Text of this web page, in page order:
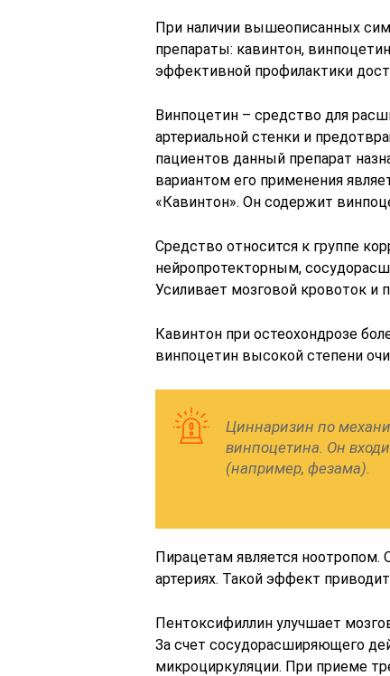
При наличии вышеописанных
препараты: кавинтон,
эффективной профилактики
Винпоцетин – средство для
артериальной стенки и
пациентов данный препарат
вариантом его применения
«Кавинтон». Он содержит
Средство относится к группе
нейропротекторным,
Усиливает мозговой кровоток
Кавинтон при остеохондрозе
винпоцетин высокой степени
Циннаризин по
винпоцетина. Он
(например, фезама).
Пирацетам является
артериях. Такой эффект
Пентоксифиллин улучшает
За счет сосудорасширяющего
микроциркуляции. При приеме